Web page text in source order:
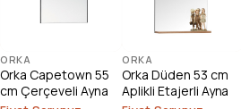
ORKA
Orka Capetown 55
cm Çerçeveli Ayna
ORKA
Orka Düden 53 cm
Aplikli Etajerli Ayna